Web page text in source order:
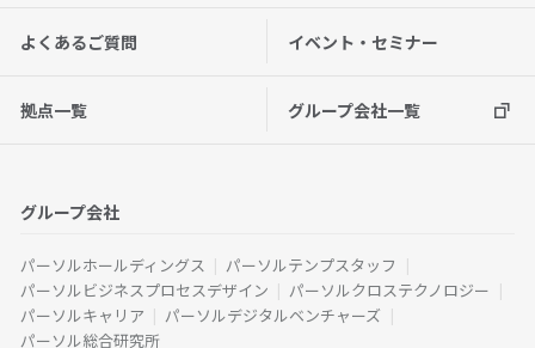
よくあるご質問 イベント・セミナー
拠点一覧 グループ会社一覧
グループ会社
パーソルホールディングス
パーソルテンプスタッフ
パーソルビジネスプロセスデザイン
パーソルクロステクノロジー
パーソルキャリア
パーソルデジタルベンチャーズ
パーソル総合研究所